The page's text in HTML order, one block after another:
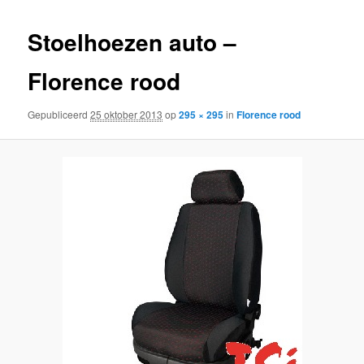
Stoelhoezen auto –
Florence rood
Gepubliceerd25 oktober 2013 op295 × 295inFlorence rood